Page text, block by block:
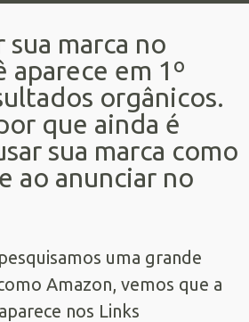
marca no
aparece em 1º
orgânicos.
que ainda é
sua marca como
ao anunciar no
uma grande
Amazon, vemos que a
nos Links